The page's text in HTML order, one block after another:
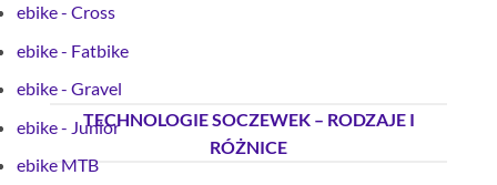
ebike - Cross
ebike - Fatbike
ebike - Gravel
ebike - Junior
ebike MTB
TECHNOLOGIE SOCZEWEK – RODZAJE I
RÓŻNICE